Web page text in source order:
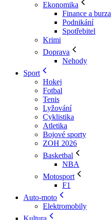
Ekonomika
Finance a burza
Podnikání
Spotřebitel
Krimi
Doprava
Nehody
Sport
Hokej
Fotbal
Tenis
Lyžování
Cyklistika
Atletika
Bojové sporty
ZOH 2026
Basketbal
NBA
Motosport
F1
Auto-moto
Elektromobily
Kultura